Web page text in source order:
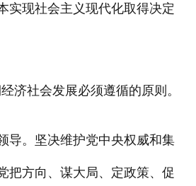
实现社会主义现代化取得决定
经济社会发展必须遵循的原则。
。坚决维护党中央权威和集
把方向、谋大局、定政策、促